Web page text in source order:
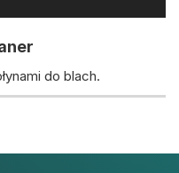
do blach.